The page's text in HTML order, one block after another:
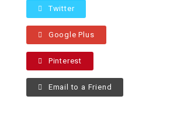
Twitter
Google Plus
Pinterest
Email to a Friend